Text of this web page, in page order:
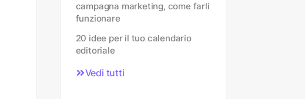
campagna marketing, come farli
funzionare
20 idee per il tuo calendario
editoriale
Vedi tutti